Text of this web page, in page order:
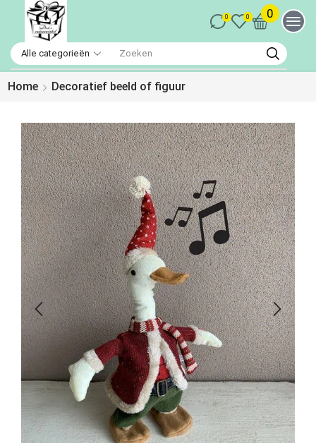
0 0 0
Home Decoratief beeld of figuur